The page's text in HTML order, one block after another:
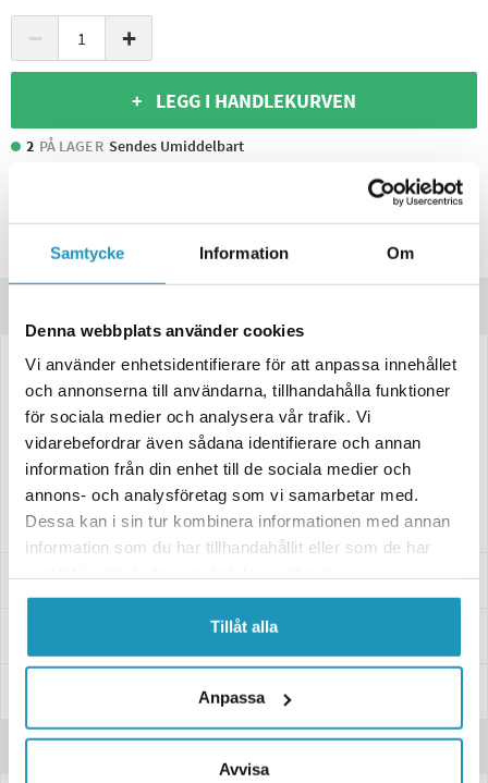
Samtycke Information Om
Denna webbplats använder cookies
Vi använder enhetsidentifierare för att anpassa innehållet
och annonserna till användarna, tillhandahålla funktioner
för sociala medier och analysera vår trafik. Vi
vidarebefordrar även sådana identifierare och annan
information från din enhet till de sociala medier och
annons- och analysföretag som vi samarbetar med.
Dessa kan i sin tur kombinera informationen med annan
information som du har tillhandahållit eller som de har
Tillåt alla
Anpassa
Avvisa
− +
+ LEGG I HANDLEKURVEN
2 PÅ LAGER Sendes Umiddelbart
Spørsmål om produktet?
Monteringssett for Kimpex LT til Kawasaki Brute Force 450.
Passer modeller fra 2025 og fremover. Det modellspecifikke plogfestet
monteres nærmere fronten enn tidligere Click N Go-fester og er
tilpasset for den kortere LT-plogrammen,
Settets leveres komplett med monteringsdetaljer og tydelige
instruksjoner for rask og effektiv montering.
Passer til disse modellene
Anmeldelser